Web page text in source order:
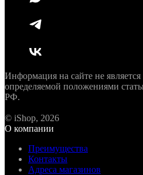
Информация на сайте не
определяемой положениями
РФ.
© iShop, 2026
О компании
Преимущества
Контакты
Адреса магазинов